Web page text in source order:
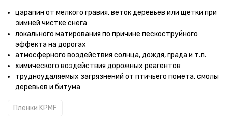
царапин от мелкого гравия, веток деревьев или щетки при
зимней чистке снега
локального матирования по причине пескоструйного
эффекта на дорогах
атмосферного воздействия солнца, дождя, града и т.п.
химического воздействия дорожных реагентов
трудноудаляемых загрязнений от птичьего помета, смолы
деревьев и битума
Пленки KPMF